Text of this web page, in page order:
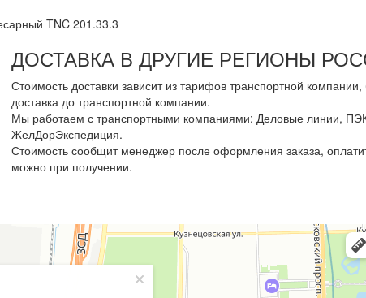
TNC 201.33.3
ДОСТАВКА В ДРУГИЕ РЕГИОНЫ
Стоимость доставки зависит из тарифов транспортной компании,
доставка до транспортной компании.
Мы работаем с транспортными компаниями: Деловые линии,
ЖелДорЭкспедиция.
Стоимость сообщит менеджер после оформления заказа,
можно при получении.